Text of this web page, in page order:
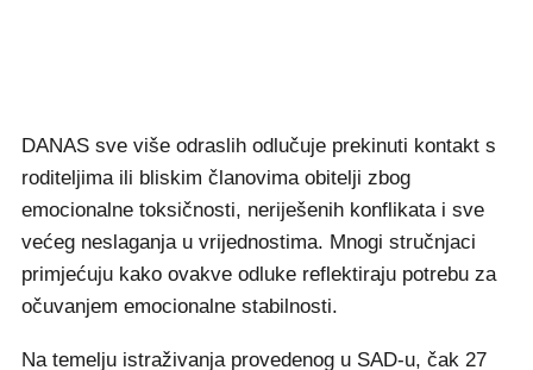
DANAS sve više odraslih odlučuje prekinuti kontakt s
roditeljima ili bliskim članovima obitelji zbog
emocionalne toksičnosti, neriješenih konflikata i sve
većeg neslaganja u vrijednostima. Mnogi stručnjaci
primjećuju kako ovakve odluke reflektiraju potrebu za
očuvanjem emocionalne stabilnosti.
Na temelju istraživanja provedenog u SAD-u, čak 27